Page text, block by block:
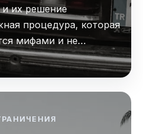
их решение
процедура, которая
мифами и не…